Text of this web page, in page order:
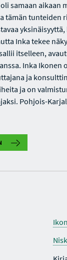
samaan aikaan
tämän tunteiden
Inka tekee
itselleen,
Inka
ja
ja on
Pohjois-